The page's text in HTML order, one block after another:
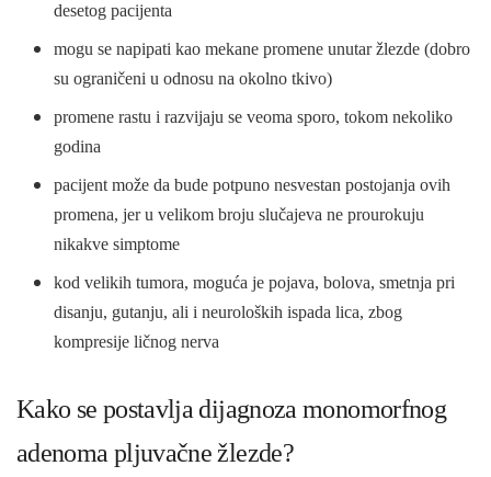
desetog pacijenta
mogu se napipati kao mekane promene unutar žlezde (dobro
su ograničeni u odnosu na okolno tkivo)
promene rastu i razvijaju se veoma sporo, tokom nekoliko
godina
pacijent može da bude potpuno nesvestan postojanja ovih
promena, jer u velikom broju slučajeva ne prourokuju
nikakve simptome
kod velikih tumora, moguća je pojava, bolova, smetnja pri
disanju, gutanju, ali i neuroloških ispada lica, zbog
kompresije ličnog nerva
Kako se postavlja dijagnoza monomorfnog
adenoma pljuvačne žlezde?